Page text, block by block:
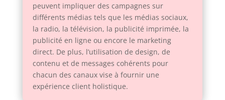
peuvent impliquer des campagnes sur
différents médias tels que les médias sociaux,
la radio, la télévision, la publicité imprimée, la
publicité en ligne ou encore le marketing
direct. De plus, l’utilisation de design, de
contenu et de messages cohérents pour
chacun des canaux vise à fournir une
expérience client holistique.